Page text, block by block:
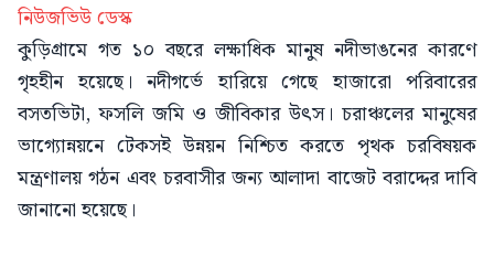
নিউজভিউ ডেস্ক
কুড়িগ্রামে গত ১০ বছরে লক্ষাধিক মানুষ নদীভাঙনের কারণে
গৃহহীন হয়েছে। নদীগর্ভে হারিয়ে গেছে হাজারো পরিবারের
বসতভিটা, ফসলি জমি ও জীবিকার উৎস। চরাঞ্চলের মানুষের
ভাগ্যোন্নয়নে টেকসই উন্নয়ন নিশ্চিত করতে পৃথক চরবিষয়ক
মন্ত্রণালয় গঠন এবং চরবাসীর জন্য আলাদা বাজেট বরাদ্দের দাবি
জানানো হয়েছে।